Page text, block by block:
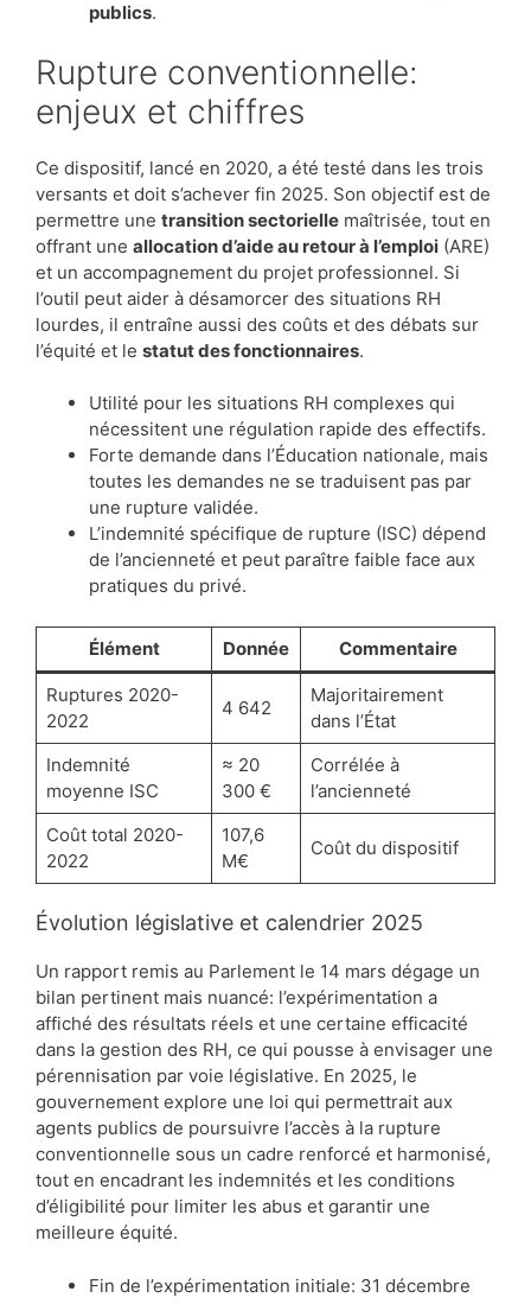
publics.
Rupture conventionnelle:
enjeux et chiffres
Ce dispositif, lancé en 2020, a été testé dans les trois
versants et doit s’achever fin 2025. Son objectif est de
permettre une transition sectorielle maîtrisée, tout en
offrant une allocation d’aide au retour à l’emploi (ARE)
et un accompagnement du projet professionnel. Si
l’outil peut aider à désamorcer des situations RH
lourdes, il entraîne aussi des coûts et des débats sur
l’équité et le statut des fonctionnaires.
Utilité pour les situations RH complexes qui
nécessitent une régulation rapide des effectifs.
Forte demande dans l’Éducation nationale, mais
toutes les demandes ne se traduisent pas par
une rupture validée.
L’indemnité spécifique de rupture (ISC) dépend
de l’ancienneté et peut paraître faible face aux
pratiques du privé.
Élément Donnée Commentaire
Ruptures 2020-
2022
4 642
Majoritairement
dans l’État
Indemnité
moyenne ISC
≈ 20
300 €
Corrélée à
l’ancienneté
Coût total 2020-
2022
107,6
M€
Coût du dispositif
Évolution législative et calendrier 2025
Un rapport remis au Parlement le 14 mars dégage un
bilan pertinent mais nuancé: l’expérimentation a
affiché des résultats réels et une certaine efficacité
dans la gestion des RH, ce qui pousse à envisager une
pérennisation par voie législative. En 2025, le
gouvernement explore une loi qui permettrait aux
agents publics de poursuivre l’accès à la rupture
conventionnelle sous un cadre renforcé et harmonisé,
tout en encadrant les indemnités et les conditions
d’éligibilité pour limiter les abus et garantir une
meilleure équité.
Fin de l’expérimentation initiale: 31 décembre